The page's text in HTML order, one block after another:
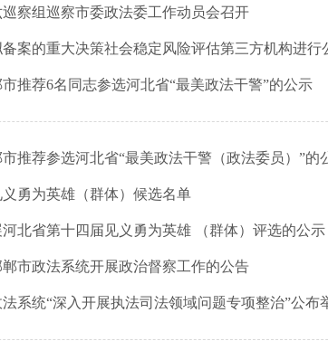
察组巡察市委政法委工作动员会召开
案的重大决策社会稳定风险评估第三方机构进行
推荐6名同志参选河北省“最美政法干警”的公示
推荐参选河北省“最美政法干警（政法委员）”的
勇为英雄（群体）候选名单
北省第十四届见义勇为英雄 （群体）评选的公示
市政法系统开展政治督察工作的公告
系统“深入开展执法司法领域问题专项整治”公布